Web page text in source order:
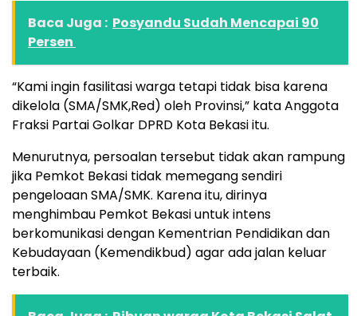
Baca Juga : Posyandu Sudah Mencapai 90
Persen
“Kami ingin fasilitasi warga tetapi tidak bisa karena
dikelola (SMA/SMK,Red) oleh Provinsi,” kata Anggota
Fraksi Partai Golkar DPRD Kota Bekasi itu.
Menurutnya, persoalan tersebut tidak akan rampung
jika Pemkot Bekasi tidak memegang sendiri
pengeloaan SMA/SMK. Karena itu, dirinya
menghimbau Pemkot Bekasi untuk intens
berkomunikasi dengan Kementrian Pendidikan dan
Kebudayaan (Kemendikbud) agar ada jalan keluar
terbaik.